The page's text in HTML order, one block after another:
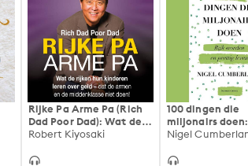
Rijke Pa Arme Pa (Rich
Dad Poor Dad): Wat de
rijken hun kinderen
armen en de
Robert Kiyosaki
100 dingen die
miljonairs
worden en
Nigel